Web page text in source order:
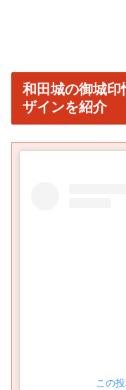
和田城の御城印
ザインを紹介
この